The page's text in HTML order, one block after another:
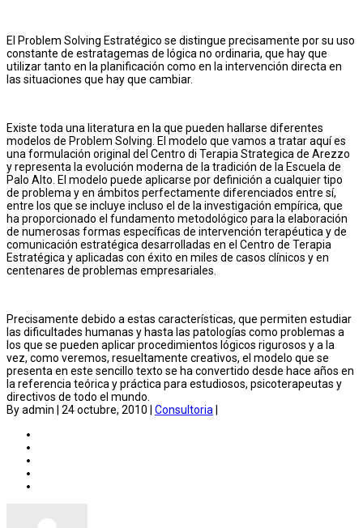
El Problem Solving Estratégico se distingue precisamente por su uso
constante de estratagemas de lógica no ordinaria, que hay que
utilizar tanto en la planificación como en la intervención directa en
las situaciones que hay que cambiar.
Existe toda una literatura en la que pueden hallarse diferentes
modelos de Problem Solving. El modelo que vamos a tratar aquí es
una formulación original del Centro di Terapia Strategica de Arezzo
y representa la evolución moderna de la tradición de la Escuela de
Palo Alto. El modelo puede aplicarse por definición a cualquier tipo
de problema y en ámbitos perfectamente diferenciados entre sí,
entre los que se incluye incluso el de la investigación empírica, que
ha proporcionado el fundamento metodológico para la elaboración
de numerosas formas específicas de intervención terapéutica y de
comunicación estratégica desarrolladas en el Centro de Terapia
Estratégica y aplicadas con éxito en miles de casos clínicos y en
centenares de problemas empresariales.
Precisamente debido a estas características, que permiten estudiar
las dificultades humanas y hasta las patologías como problemas a
los que se pueden aplicar procedimientos lógicos rigurosos y a la
vez, como veremos, resueltamente creativos, el modelo que se
presenta en este sencillo texto se ha convertido desde hace años en
la referencia teórica y práctica para estudiosos, psicoterapeutas y
directivos de todo el mundo.
By admin
24 octubre, 2010 Consultoria